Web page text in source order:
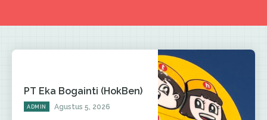
PT Eka Bogainti (HokBen)
ADMIN Agustus 5, 2026